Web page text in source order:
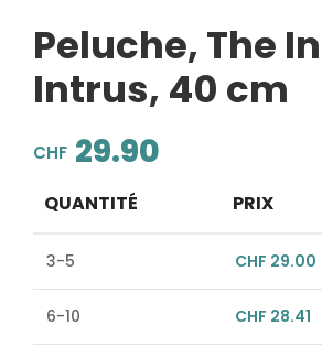
Peluche, The
Intrus, 40 cm
CHF 29.90
QUANTITÉ PRIX
3-5 CHF 29.00
6-10 CHF 28.41